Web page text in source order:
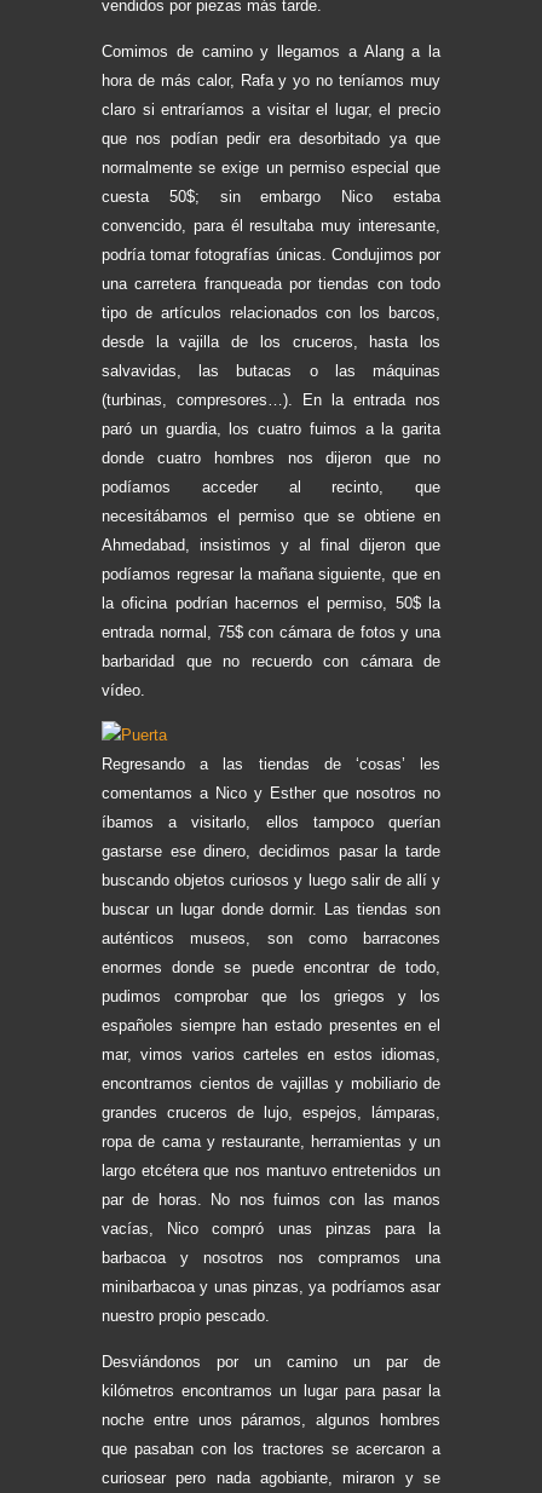
vendidos por piezas más tarde.
Comimos de camino y llegamos a Alang a la
hora de más calor, Rafa y yo no teníamos muy
claro si entraríamos a visitar el lugar, el precio
que nos podían pedir era desorbitado ya que
normalmente se exige un permiso especial que
cuesta 50$; sin embargo Nico estaba
convencido, para él resultaba muy interesante,
podría tomar fotografías únicas. Condujimos por
una carretera franqueada por tiendas con todo
tipo de artículos relacionados con los barcos,
desde la vajilla de los cruceros, hasta los
salvavidas, las butacas o las máquinas
(turbinas, compresores…). En la entrada nos
paró un guardia, los cuatro fuimos a la garita
donde cuatro hombres nos dijeron que no
podíamos acceder al recinto, que
necesitábamos el permiso que se obtiene en
Ahmedabad, insistimos y al final dijeron que
podíamos regresar la mañana siguiente, que en
la oficina podrían hacernos el permiso, 50$ la
entrada normal, 75$ con cámara de fotos y una
barbaridad que no recuerdo con cámara de
vídeo.
Regresando a las tiendas de ‘cosas’ les
comentamos a Nico y Esther que nosotros no
íbamos a visitarlo, ellos tampoco querían
gastarse ese dinero, decidimos pasar la tarde
buscando objetos curiosos y luego salir de allí y
buscar un lugar donde dormir. Las tiendas son
auténticos museos, son como barracones
enormes donde se puede encontrar de todo,
pudimos comprobar que los griegos y los
españoles siempre han estado presentes en el
mar, vimos varios carteles en estos idiomas,
encontramos cientos de vajillas y mobiliario de
grandes cruceros de lujo, espejos, lámparas,
ropa de cama y restaurante, herramientas y un
largo etcétera que nos mantuvo entretenidos un
par de horas. No nos fuimos con las manos
vacías, Nico compró unas pinzas para la
barbacoa y nosotros nos compramos una
minibarbacoa y unas pinzas, ya podríamos asar
nuestro propio pescado.
Desviándonos por un camino un par de
kilómetros encontramos un lugar para pasar la
noche entre unos páramos, algunos hombres
que pasaban con los tractores se acercaron a
curiosear pero nada agobiante, miraron y se